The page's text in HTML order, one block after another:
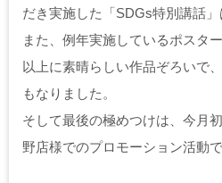
だき実施した「SDGs特別講話」
また、例年実施しているポスタ
以上に素晴らしい作品ぞろいで
もなりました。
そして最後の極めつけは、今月
野店様でのプロモーション活動で